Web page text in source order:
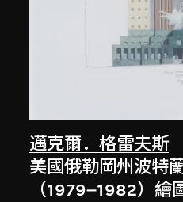
邁克爾．格雷夫斯
美國俄勒岡州波特
（1979–1982）繪